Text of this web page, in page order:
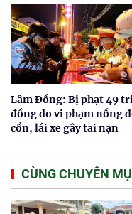
Lâm Đồng: Bị phạt 49
đồng do vi phạm nồng
cồn, lái xe gây tai nạn
CÙNG CHUYÊN